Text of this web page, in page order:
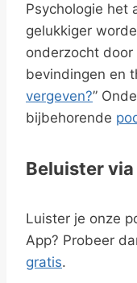
Psychologie het
gelukkiger
onderzocht door
bevindingen en
vergeven?”
bijbehorende
Beluister
Luister je onze
App? Probeer
gratis.